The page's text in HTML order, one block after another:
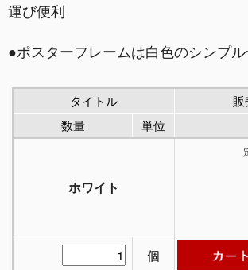
運び便利
●ポスターフレームは白色のシンプ
タイトル
販
数量
単位
ホワイト
個